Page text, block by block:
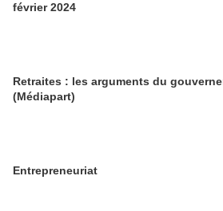
février 2024
Retraites : les arguments du
(Médiapart)
Entrepreneuriat